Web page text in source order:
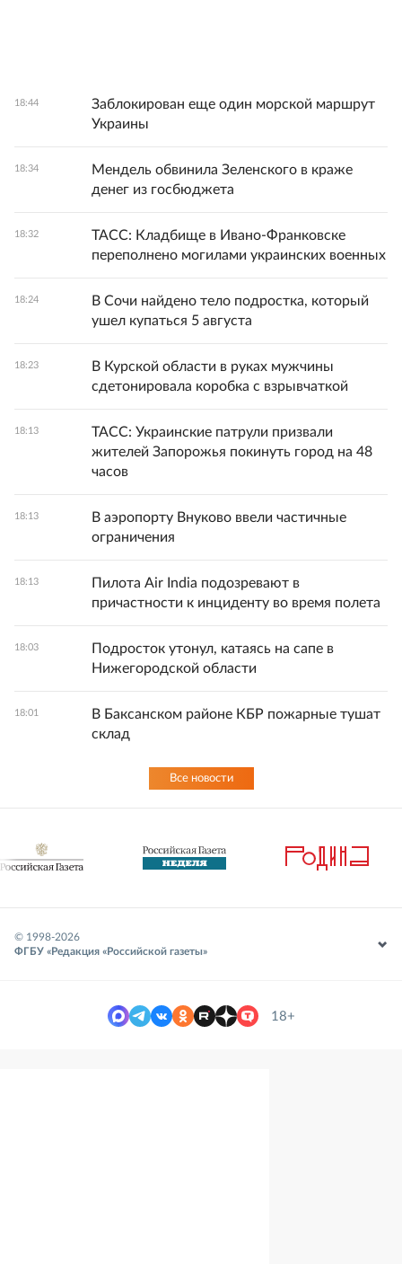
18:44
Заблокирован еще один морской маршрут
Украины
18:34
Мендель обвинила Зеленского в краже
денег из госбюджета
18:32
ТАСС: Кладбище в Ивано-Франковске
переполнено могилами украинских военных
18:24
В Сочи найдено тело подростка, который
ушел купаться 5 августа
18:23
В Курской области в руках мужчины
сдетонировала коробка с взрывчаткой
18:13
ТАСС: Украинские патрули призвали
жителей Запорожья покинуть город на 48
часов
18:13
В аэропорту Внуково ввели частичные
ограничения
18:13
Пилота Air India подозревают в
причастности к инциденту во время полета
18:03
Подросток утонул, катаясь на сапе в
Нижегородской области
18:01
В Баксанском районе КБР пожарные тушат
склад
Все новости
© 1998-2026
ФГБУ «Редакция «Российской газеты»
18+